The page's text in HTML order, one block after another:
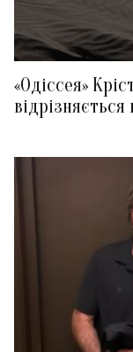
«Одіссея»